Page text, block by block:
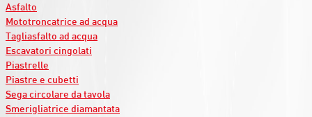
Asfalto
Mototroncatrice ad acqua
Tagliasfalto ad acqua
Escavatori cingolati
Piastrelle
Piastre e cubetti
Sega circolare da tavola
Smerigliatrice diamantata